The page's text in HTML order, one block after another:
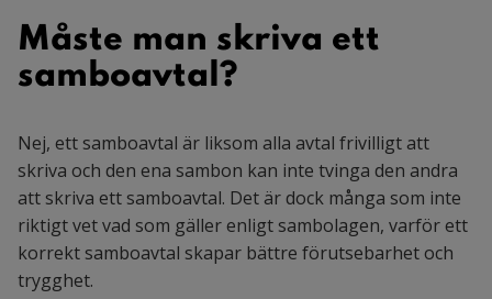
Måste man skriva ett
samboavtal?
Nej, ett samboavtal är liksom alla avtal frivilligt att
skriva och den ena sambon kan inte tvinga den andra
att skriva ett samboavtal. Det är dock många som inte
riktigt vet vad som gäller enligt sambolagen, varför ett
korrekt samboavtal skapar bättre förutsebarhet och
trygghet.